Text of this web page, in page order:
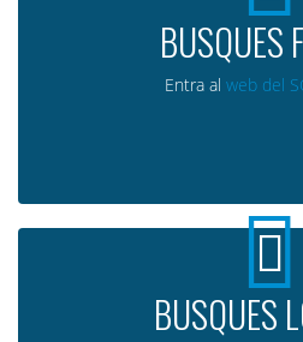
BUSQUES
Entra al web del
BUSQUES